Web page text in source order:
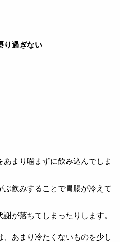
り過ぎない
まり噛まずに飲み込んでしま
ぶ飲みすることで胃腸が冷えて
が落ちてしまったりします。
、あまり冷たくないものを少し